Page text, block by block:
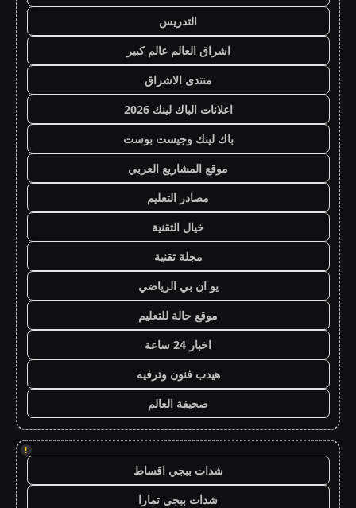
التدريس
اشراق العالم عالم كبير
منتدى الاشراق
اعلانات الباك لينك 2026
باك لينك وجيست بوست
موقع المشاريع العربي
مصادر التعليم
خيال التقنية
مجلة تقنية
يو ان بي الرياضي
موقع حالة للتعليم
اخبار 24 ساعة
هيدب فنون وترفيه
صحيفة العالم
!
شدات ببجي اقساط
شدات ببجي تمارا